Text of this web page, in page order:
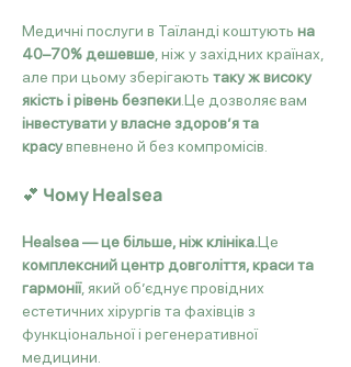
Медичні послуги в Таїланді коштують на
40–70% дешевше , ніж у західних країнах,
але при цьому зберігають таку ж високу
якість і рівень безпеки.Це дозволяє вам
інвестувати у власне здоров’я та
красу впевнено й без компромісів.
💕 Чому Healsea
Healsea — це більше, ніж клініка.Це
комплексний центр довголіття, краси та
гармонії, який об’єднує провідних
естетичних хірургів та фахівців з
функціональної і регенеративної
медицини.